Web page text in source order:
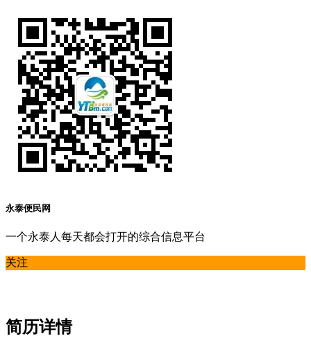
永泰便民网
一个永泰人每天都会打开的综合信息平台
关注
简历详情